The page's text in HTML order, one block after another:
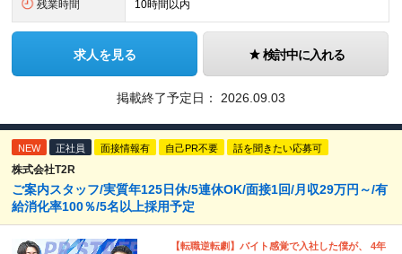
残業時間 10時間以内
求人を見る 検討中に入れる
掲載終了予定日： 2026.09.03
NEW 正社員 面接情報有 自己PR不要 話を聞きたい応募可
株式会社T2R
ご案内スタッフ/実質年125日休/5連休OK/面接1回/月収29万円～/有
給消化率100％/5名以上採用予定
【転職逆転劇】バイト感覚で入社した僕が、 4年